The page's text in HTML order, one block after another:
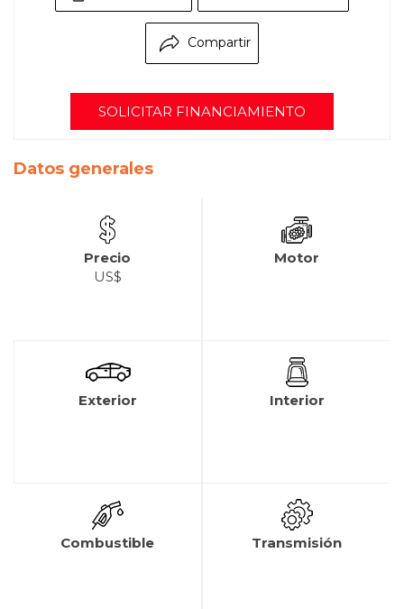
Compartir
SOLICITAR FINANCIAMIENTO
Datos generales
Precio
US$
Motor
Exterior Interior
Combustible Transmisión